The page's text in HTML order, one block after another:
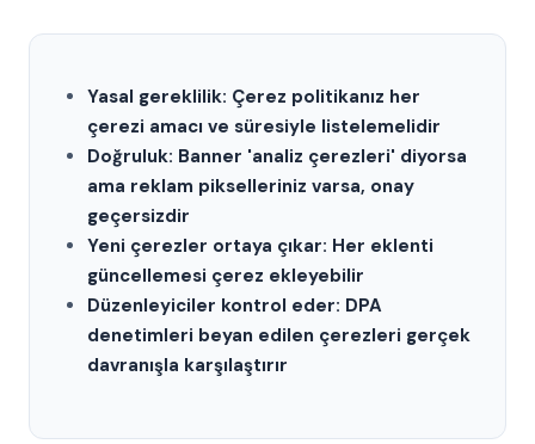
Yasal gereklilik: Çerez politikanız her
çerezi amacı ve süresiyle listelemelidir
Doğruluk: Banner 'analiz çerezleri' diyorsa
ama reklam pikselleriniz varsa, onay
geçersizdir
Yeni çerezler ortaya çıkar: Her eklenti
güncellemesi çerez ekleyebilir
Düzenleyiciler kontrol eder: DPA
denetimleri beyan edilen çerezleri gerçek
davranışla karşılaştırır